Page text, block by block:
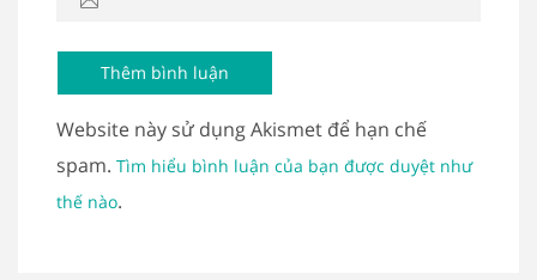
Website này sử dụng Akismet để hạn chế
spam. Tìm hiểu bình luận của bạn được duyệt như
thế nào.